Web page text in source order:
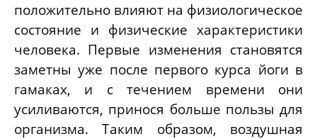
положительно влияют на физиологическое
состояние и физические характеристики
человека. Первые изменения становятся
заметны уже после первого курса йоги в
гамаках, и с течением времени они
усиливаются, принося больше пользы для
организма. Таким образом, воздушная